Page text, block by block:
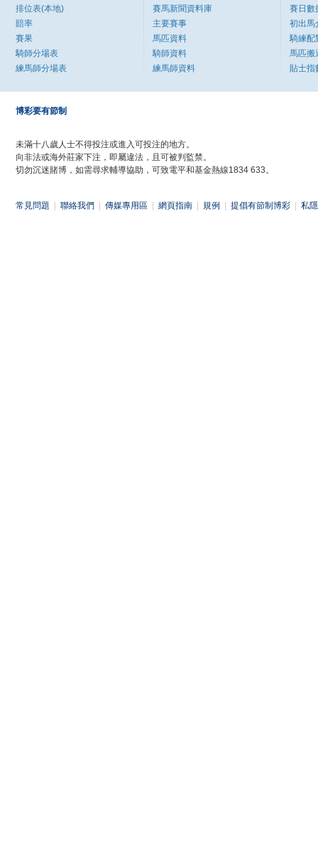
排位表(本地)
賠率
賽果
騎師分場表
練馬師分場表
賽馬新聞資料庫
主要賽事
馬匹資料
騎師資料
練馬師資料
賽日數
初出馬
騎練配
馬匹搬
貼士指
博彩要有節制
未滿十八歲人士不得投注或進入可投注的地方。
向非法或海外莊家下注，即屬違法，且可被判監禁。
切勿沉迷賭博，如需尋求輔導協助，可致電平和基金熱線1834 633。
常見問題 聯絡我們 傳媒專用區 網頁指南 規例 提倡有節制博彩 私